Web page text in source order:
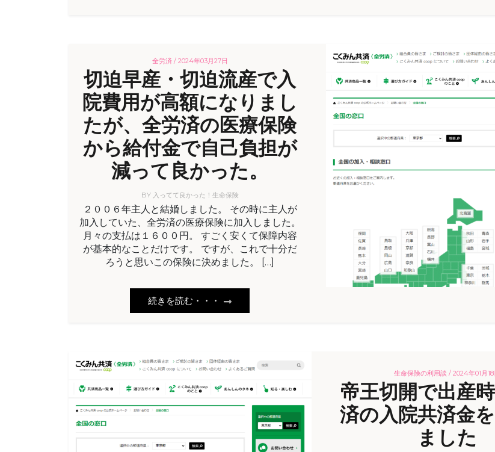
全労済 /2024年03月27日
切迫早産・切迫流産で入
院費用が高額になりまし
たが、全労済の医療保険
から給付金で自己負担が
減って良かった。
BY 入ってて良かった！生命保険
２００６年主人と結婚しました。 その時に主人が
加入していた、全労済の医療保険に加入しました。
月々の支払は１６００円。 すごく安くて保障内容
が基本的なことだけです。 ですが、これで十分だ
ろうと思いこの保険に決めました。 […]
続きを読む・・・
生命保険の利用談 /2024年01月18
帝王切開で出産
済の入院共済金
ました